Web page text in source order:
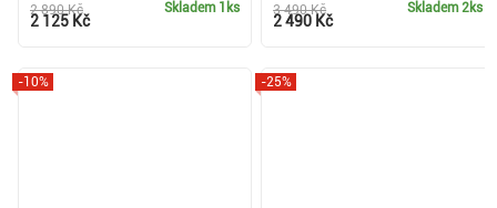
Skladem 1ks
2 890 Kč
2 125 Kč
Skladem2ks
3 490 Kč
2 490 Kč
-10% -25%